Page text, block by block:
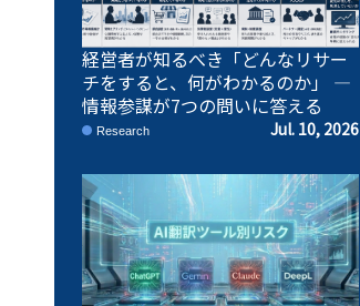
経営者が知るべき「どんなリサー
チをすると、何がわかるのか」 ―
情報参謀が7つの問いに答える
Research Jul. 10, 2026